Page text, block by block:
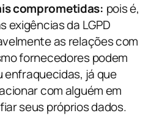
comprometidas: pois é,
exigências da LGPD
as relações com
fornecedores podem
enfraquecidas, já que
com alguém em
seus próprios dados.